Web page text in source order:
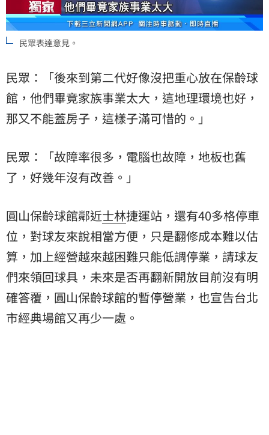
民眾表達意見。
民眾：「後來到第二代好像沒把重心放在保齡球
館，他們畢竟家族事業太大，這地理環境也好，
那又不能蓋房子，這樣子滿可惜的。」
民眾：「故障率很多，電腦也故障，地板也舊
了，好幾年沒有改善。」
圓山保齡球館鄰近士林捷運站，還有40多格停車
位，對球友來說相當方便，只是翻修成本難以估
算，加上經營越來越困難只能低調停業，請球友
們來領回球具，未來是否再翻新開放目前沒有明
確答覆，圓山保齡球館的暫停營業，也宣告台北
市經典場館又再少一處。